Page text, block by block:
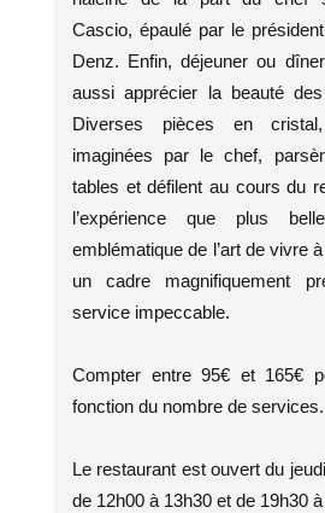
Cascio, épaulé par le
Denz. Enfin, déjeuner ou
aussi apprécier la beauté
Diverses pièces en
imaginées par le chef,
tables et défilent au cours du
l’expérience que plus
emblématique de l’art de vivre
un cadre magnifiquement
service impeccable.
Compter entre 95€ et 165€
fonction du nombre de services.
Le restaurant est ouvert du
de 12h00 à 13h30 et de 19h30